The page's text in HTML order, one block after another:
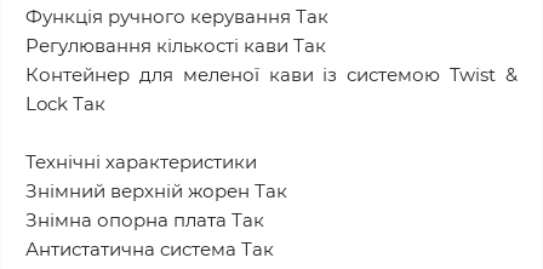
Функція ручного керування Так
Регулювання кількості кави Так
Контейнер для меленої кави із системою Twist &
Lock Так
Технічні характеристики
Знімний верхній жорен Так
Знімна опорна плата Так
Антистатична система Так